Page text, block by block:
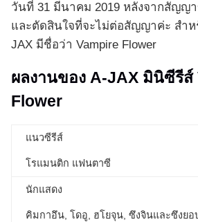
วันที่ 31 มีนาคม 2019 หลังจากสัญญ
และตัดสินใจที่จะไม่ต่อสัญญาค่ะ สำ
JAX มีชื่อว่า Vampire Flower
ผลงานของ A-JAX มินิซีรีส์
Flower
แนวซีรีส์
โรแมนติก แฟนตาซี
นักแสดง
คิมกาอึน, โดอู, ฮโยจุน, ซึงจินและซึงยอ